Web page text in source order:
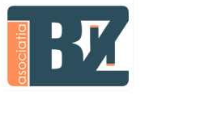
agresiva, orice
greseala era taxata cu
o palma sau pedepse.
De 4 ani am o relatie
serioasa cu un barbat